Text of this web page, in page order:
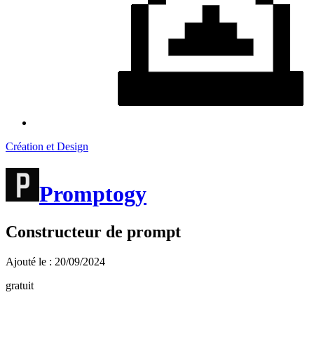
Création et Design
Promptogy
Constructeur de prompt
Ajouté le : 20/09/2024
gratuit